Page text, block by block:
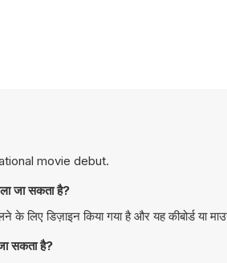
movie debut.
जा सकता है?
डिज़ाइन किया गया है और यह कीबोर्ड या
सकता है?